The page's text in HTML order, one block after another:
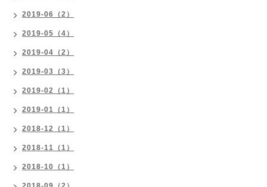
2019-06（2）
2019-05（4）
2019-04（2）
2019-03（3）
2019-02（1）
2019-01（1）
2018-12（1）
2018-11（1）
2018-10（1）